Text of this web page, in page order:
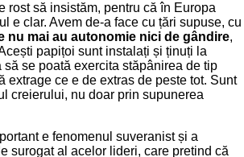
rost să insistăm, pentru că în Europa
e clar. Avem de-a face cu țări supuse, cu
nu mai au autonomie nici de gândire,
papițoi sunt instalați și ținuți la
să se poată exercita stăpânirea de tip
extrage ce e de extras de peste tot. Sunt
creierului, nu doar prin supunerea
e fenomenul suveranist și a
surogat al acelor lideri, care pretind că